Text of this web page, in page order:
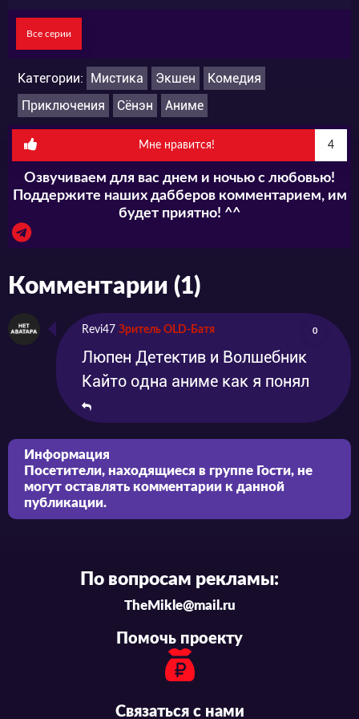
Все серии
Категории: Мистика Экшен
Комедия
Приключения
Сёнэн Аниме
Мне нравится! 4
Озвучиваем для вас днем и ночью с любовью!
Поддержите наших дабберов комментарием, им
будет приятно! ^^
Комментарии (1)
Revi47 Зритель OLD-Батя 0
Люпен Детектив и Волшебник
Кайто одна аниме как я понял
Информация
Посетители, находящиеся в группе Гости, не
могут оставлять комментарии к данной
публикации.
По вопросам рекламы:
TheMikle@mail.ru
Помочь проекту
Связаться с нами